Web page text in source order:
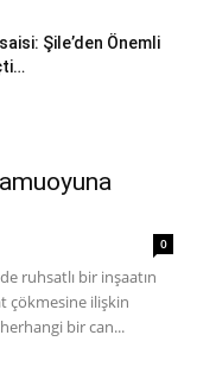
Şile’den Önemli
0
ruhsatlı bir inşaatın
çökmesine ilişkin
bir can...